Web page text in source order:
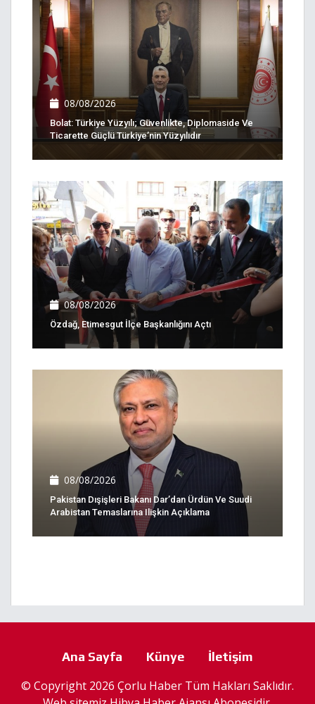
08/08/2026
Bolat: Türkiye Yüzyılı; Güvenlikte, Diplomaside Ve
Ticarette Güçlü Türkiye’nin Yüzyılıdır
08/08/2026
Özdağ, Etimesgut İlçe Başkanlığını Açtı
08/08/2026
Pakistan Dışişleri Bakanı Dar’dan Ürdün Ve Suudi
Arabistan Temaslarına Ilişkin Açıklama
Ana Sayfa Künye İletişim
© Copyright 2026 Çorlu Haber Tüm Hakları Saklıdır.